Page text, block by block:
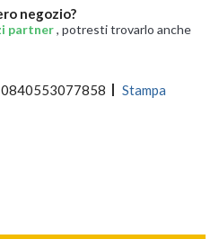
negozio?
partner, potresti trovarlo anche
0840553077858 Stampa